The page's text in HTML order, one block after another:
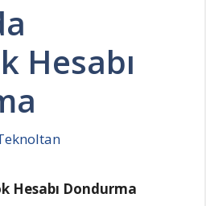
Hesabı
Hesabı Dondurma